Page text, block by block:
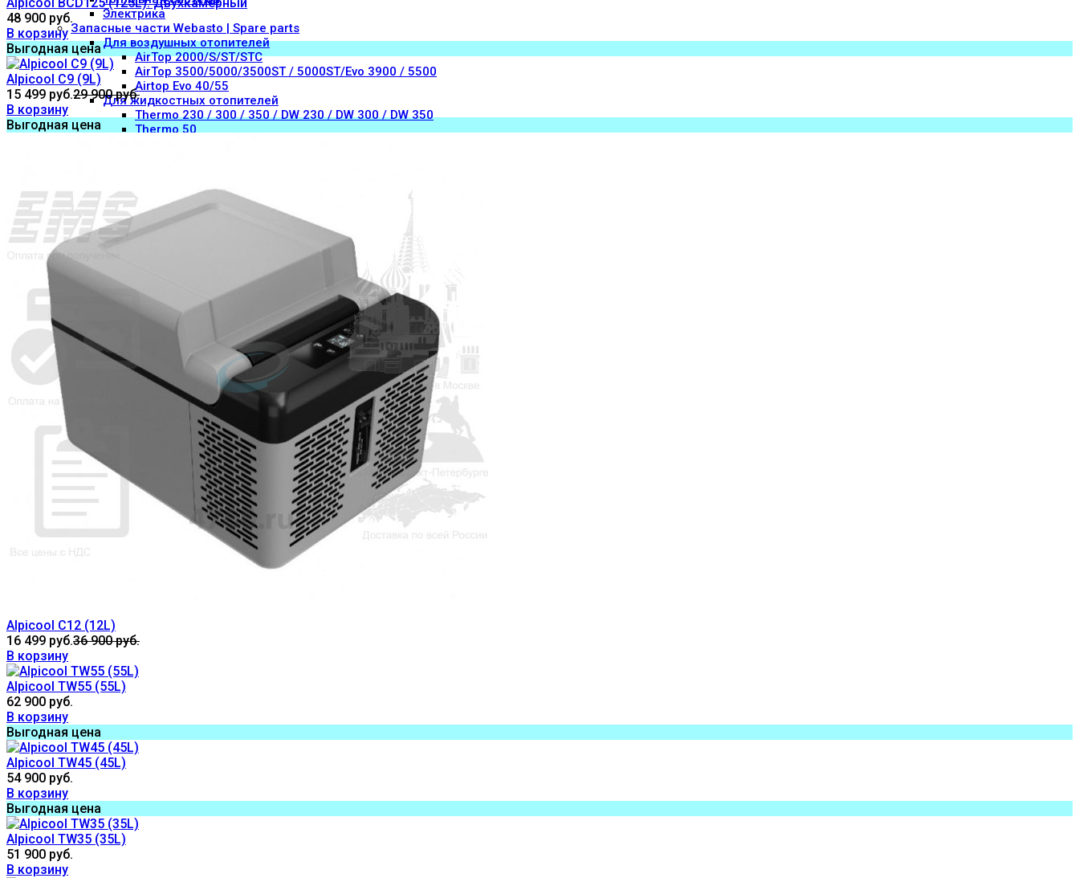
Электрика
Запасные части Webasto | Spare parts
Для воздушных отопителей
AirTop 2000/S/ST/STC
AirTop 3500/5000/3500ST / 5000ST/Evo 3900 / 5500
Airtop Evo 40/55
Для жидкостных отопителей
Thermo 230 / 300 / 350 / DW 230 / DW 300 / DW 350
Thermo 50
Thermo Top Evo 4/5
Thermo Top V / VEvo
Отопители воздушные | Air heaters
Отопители жидкостные | Liquid heaters
Судовые комплекты | Ship kits
Судовой комплект отопителя Webasto Air Top 2000ST
Судовой комплект отопителя Webasto Air Top Evo 40/55
Эхолоты Garmin
Eberspacher
Диагностическое оборудование
Отопители воздушные | Air heaters
D1L
Airtronic D2/D4
D1LC/D1LCcom-t/D1LE
Отопители Жидкостные | Liquid Heaters
Зависимые отопители | Dependent heaters
Органы управления | Unit Control
Отопители | Генераторы
Генераторы GETINK
Промышленное отопительное оборудование
Авто-кондиционеры
Доставка
O нас
48 900 руб.
В корзину
Выгодная цена
Alpicool C9 (9L)
15 499 руб.29 900 руб.
В корзину
Выгодная цена
Alpicool C12 (12L)
16 499 руб.36 900 руб.
В корзину
Alpicool TW55 (55L)
62 900 руб.
В корзину
Выгодная цена
Alpicool TW45 (45L)
54 900 руб.
В корзину
Выгодная цена
Alpicool TW35 (35L)
51 900 руб.
В корзину